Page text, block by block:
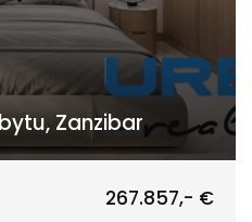
Zanzibar
267.857,- €